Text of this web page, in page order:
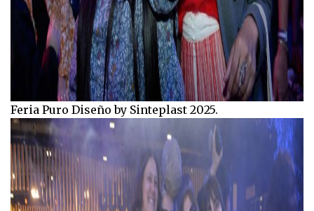
Feria Puro Diseño by Sinteplast 2025.